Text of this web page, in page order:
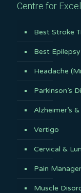
Centre for
Best Stroke
Best
Headache
Parkinson’s
Alzheimer’s
Vertigo
Cervical &
Pain
Muscle